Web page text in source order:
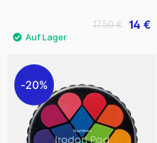
14 €
17.50 €
20%